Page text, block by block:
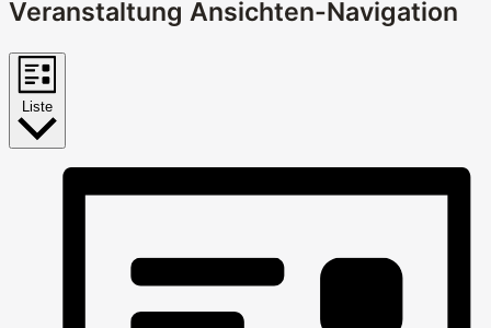
Veranstaltung Ansichten-Navigation
Liste